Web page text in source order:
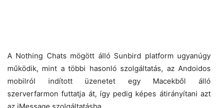
A Nothing Chats mögött álló Sunbird platform ugyanúgy
működik, mint a többi hasonló szolgáltatás, az Andoidos
mobilról indított üzenetet egy Macekből álló
szerverfarmon futtatja át, így pedig képes átirányítani azt